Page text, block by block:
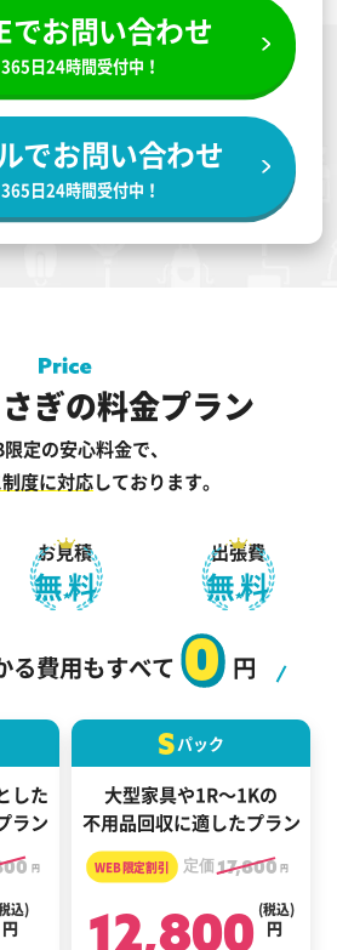
でお問い合わせ
365日24時間受付中！
でお問い合わせ
365日24時間受付中！
ぎの料金プラン
定の安心料金で、
度に対応しております。
お見積
無料
出張費
無料
る費用もすべて
0
円
した
ラン
円
円
込)
Sパック
大型家具や1R～1Kの
不用品回収に適したプラン
定価17,800 円
12,800 円
(税込)